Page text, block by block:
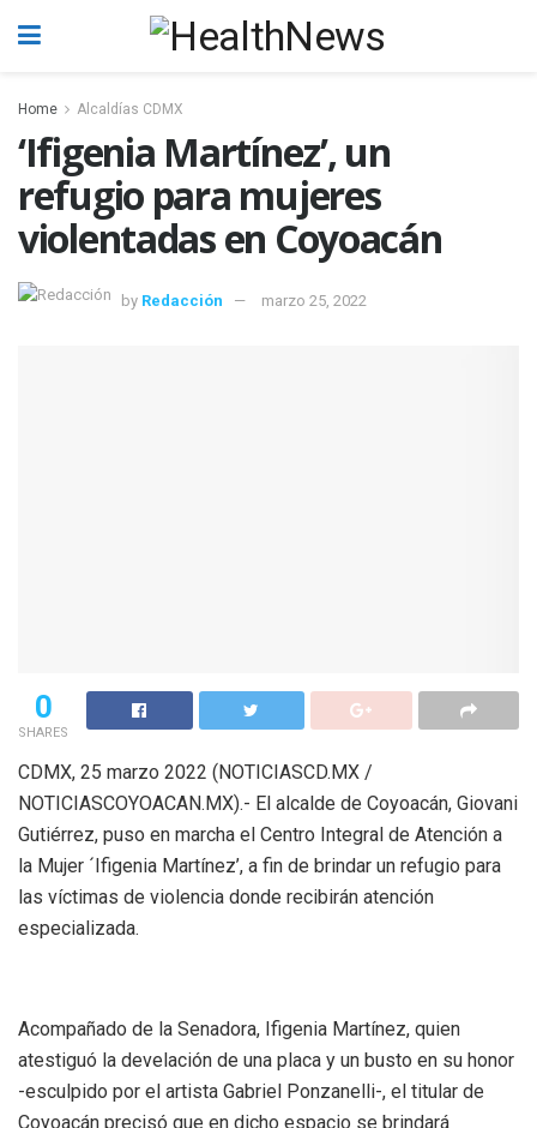
Home Alcaldías CDMX
‘Ifigenia Martínez’, un
refugio para mujeres
violentadas en Coyoacán
by Redacción marzo 25, 2022
0
SHARES
CDMX, 25 marzo 2022 (NOTICIASCD.MX /
NOTICIASCOYOACAN.MX).- El alcalde de Coyoacán, Giovani
Gutiérrez, puso en marcha el Centro Integral de Atención a
la Mujer ´Ifigenia Martínez’, a fin de brindar un refugio para
las víctimas de violencia donde recibirán atención
especializada.
Acompañado de la Senadora, Ifigenia Martínez, quien
atestiguó la develación de una placa y un busto en su honor
-esculpido por el artista Gabriel Ponzanelli-, el titular de
Coyoacán precisó que en dicho espacio se brindará